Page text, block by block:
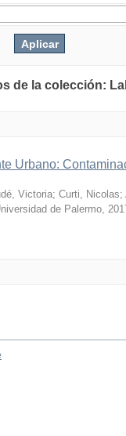
de la colección:
Urbano:
Victoria; Curti, Nicolas;
de Palermo,